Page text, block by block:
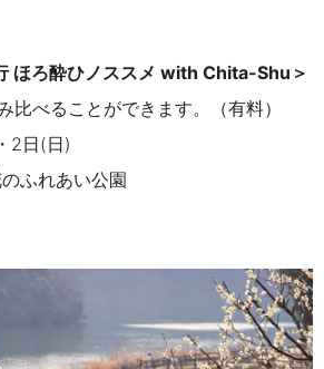
ほろ酔ひノススメ with Chita-Shu＞
比べることができます。（有料）
2日(日)
ふれあい公園